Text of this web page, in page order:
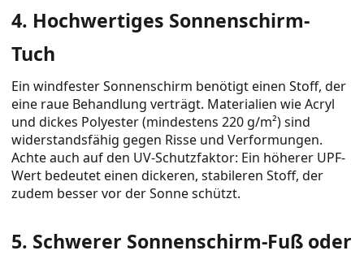
4. Hochwertiges Sonnenschirm-
Tuch
Ein windfester Sonnenschirm benötigt einen Stoff, der
eine raue Behandlung verträgt. Materialien wie Acryl
und dickes Polyester (mindestens 220 g/m²) sind
widerstandsfähig gegen Risse und Verformungen.
Achte auch auf den UV-Schutzfaktor: Ein höherer UPF-
Wert bedeutet einen dickeren, stabileren Stoff, der
zudem besser vor der Sonne schützt.
5. Schwerer Sonnenschirm-Fuß oder